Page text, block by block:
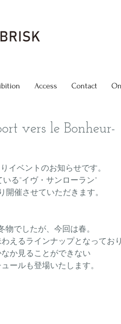
Access Contact
vers le Bonheur-
りイベントのお知らせです。
る"イヴ・サンローラン"
催させていただきます。
でしたが、今回は春。
えるラインナップとなってお
か見ることができない
ールも登場いたします。